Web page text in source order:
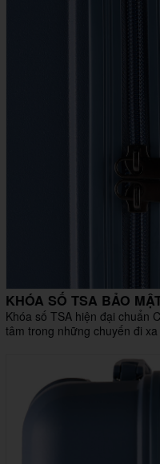
KHÓA SỐ TSA BẢO
Khóa số TSA hiện đại chuẩn
tâm trong những chuyến đi xa